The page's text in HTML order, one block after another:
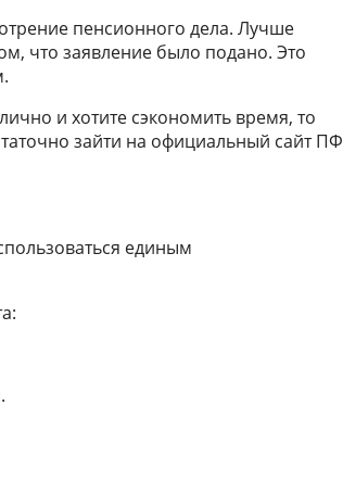
пенсионного дела. Лучше
что заявление было подано. Это
и хотите сэкономить время, то
зайти на официальный сайт ПФ
единым